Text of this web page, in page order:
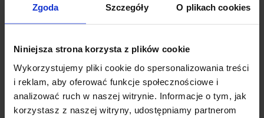
Zgoda Szczegóły O plikach cookies
Niniejsza strona korzysta z plików cookie
Wykorzystujemy pliki cookie do spersonalizowania treści
i reklam, aby oferować funkcje społecznościowe i
analizować ruch w naszej witrynie. Informacje o tym, jak
korzystasz z naszej witryny, udostępniamy partnerom
LUCES TALCA LE41790
antyczny mosiądz 4xG9
Zobacz szczegóły
LUCES TALCA LE41793
antyczny mosiądz 6xG9
Zobacz szczegóły